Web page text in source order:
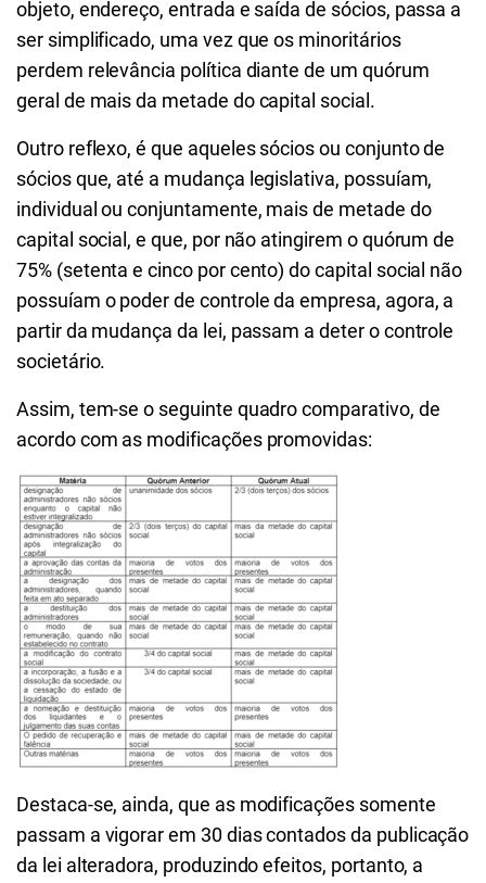
objeto, endereço, entrada e saída de sócios, passa a
ser simplificado, uma vez que os minoritários
perdem relevância política diante de um quórum
geral de mais da metade do capital social.
Outro reflexo, é que aqueles sócios ou conjunto de
sócios que, até a mudança legislativa, possuíam,
individual ou conjuntamente, mais de metade do
capital social, e que, por não atingirem o quórum de
75% (setenta e cinco por cento) do capital social não
possuíam o poder de controle da empresa, agora, a
partir da mudança da lei, passam a deter o controle
societário.
Assim, tem-se o seguinte quadro comparativo, de
acordo com as modificações promovidas:
Destaca-se, ainda, que as modificações somente
passam a vigorar em 30 dias contados da publicação
da lei alteradora, produzindo efeitos, portanto, a